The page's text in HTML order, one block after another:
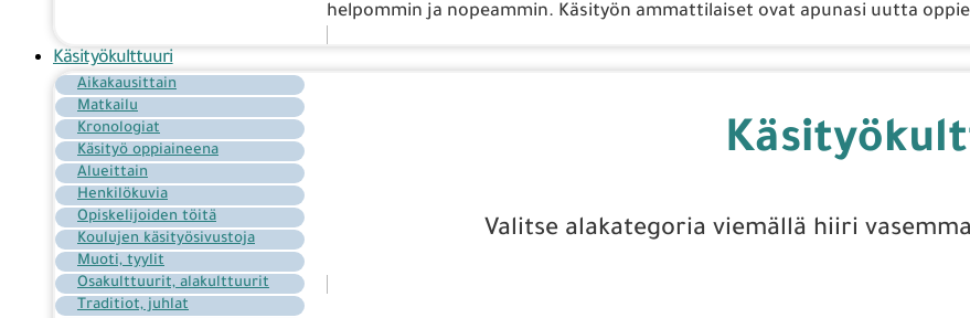
helpommin ja nopeammin. Käsityön ammattilaiset ovat apunasi uutta
Käsityökulttuuri
Aikakausittain
Matkailu
Kronologiat
Käsityö oppiaineena
Alueittain
Henkilökuvia
Opiskelijoiden töitä
Koulujen käsityösivustoja
Muoti, tyylit
Osakulttuurit, alakulttuurit
Traditiot, juhlat
Valitse alakategoria viemällä hiiri